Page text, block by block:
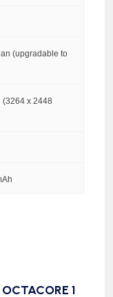
(upgradable to
x 2448
1